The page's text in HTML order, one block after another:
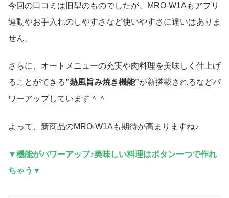
今回の口コミは旧型のものでしたが、MRO-W1Aもアプリ
連動やお手入れのしやすさなど使いやすさに違いはありま
せん。
さらに、オートメニューの充実や肉料理を美味しく仕上げ
ることができる”熱風旨み焼き機能”が新搭載されるなどパ
ワーアップしています＾＾
よって、新商品のMRO-W1Aも期待が高まりますね♪
▼機能がパワーアップ♪美味しい料理はボタン一つで作れ
ちゃう▼